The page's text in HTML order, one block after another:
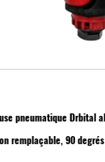
pneumatique Drbital
remplaçable, 90 degrés